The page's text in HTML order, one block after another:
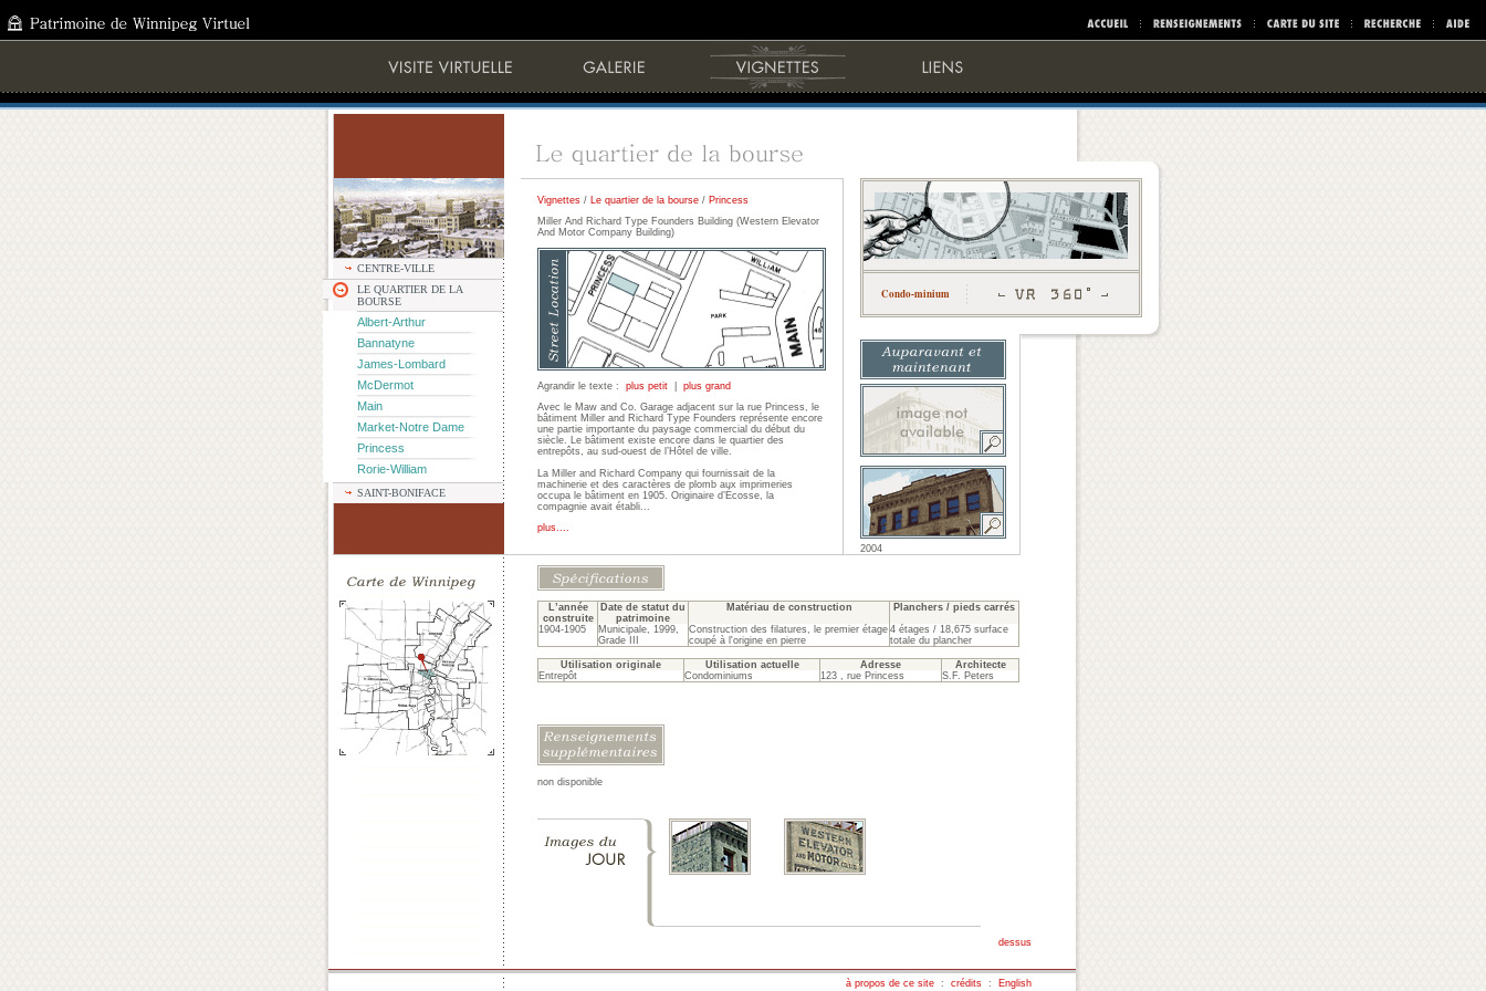
CENTRE-VILLE
LE QUARTIER DE LA
BOURSE
Albert-Arthur
Bannatyne
James-Lombard
McDermot
Main
Market-Notre Dame
Princess
Rorie-William
SAINT-BONIFACE
Vignettes / Le quartier de la bourse / Princess
Miller And Richard Type Founders Building (Western Elevator
And Motor Company Building)
Agrandir le texte : plus petit
plus grand
Avec le Maw and Co. Garage adjacent sur la rue Princess, le
bâtiment Miller and Richard Type Founders représente encore
une partie importante du paysage commercial du début du
siècle. Le bâtiment existe encore dans le quartier des
entrepôts, au sud-ouest de l’Hôtel de ville.
La Miller and Richard Company qui fournissait de la
machinerie et des caractères de plomb aux imprimeries
occupa le bâtiment en 1905. Originaire d’Écosse, la
compagnie avait établi...
plus....
Condo-minium
2004
L’année
construite
Date de statut du
patrimoine
Matériau de construction
Planchers / pieds carrés
1904-1905
Municipale, 1999,
Grade III
Construction des filatures, le premier étage
coupé à l'origine en pierre
4 étages / 18,675 surface
totale du plancher
Utilisation originale Utilisation actuelle Adresse
Architecte
Entrepôt
Condominiums 123 , rue Princess S.F. Peters
non disponible
dessus
à propos de ce site : crédits : English